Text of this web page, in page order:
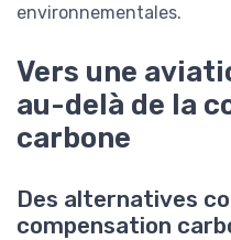
environnementales.
Vers une
au-delà de la
carbone
Des alternatives
compensation